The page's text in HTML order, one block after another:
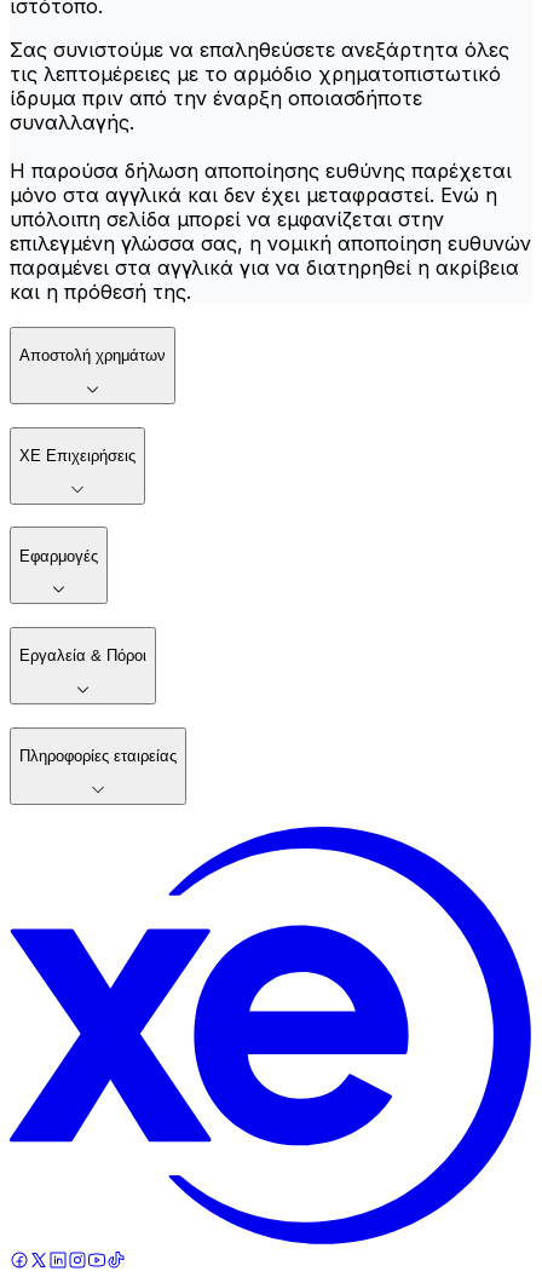
ιστότοπο.
Σας συνιστούμε να επαληθεύσετε ανεξάρτητα όλες
τις λεπτομέρειες με το αρμόδιο χρηματοπιστωτικό
ίδρυμα πριν από την έναρξη οποιασδήποτε
συναλλαγής.
Η παρούσα δήλωση αποποίησης ευθύνης παρέχεται
μόνο στα αγγλικά και δεν έχει μεταφραστεί. Ενώ η
υπόλοιπη σελίδα μπορεί να εμφανίζεται στην
επιλεγμένη γλώσσα σας, η νομική αποποίηση ευθυνών
παραμένει στα αγγλικά για να διατηρηθεί η ακρίβεια
και η πρόθεσή της.
Αποστολή χρημάτων
XE Επιχειρήσεις
Εφαρμογές
Εργαλεία & Πόροι
Πληροφορίες εταιρείας